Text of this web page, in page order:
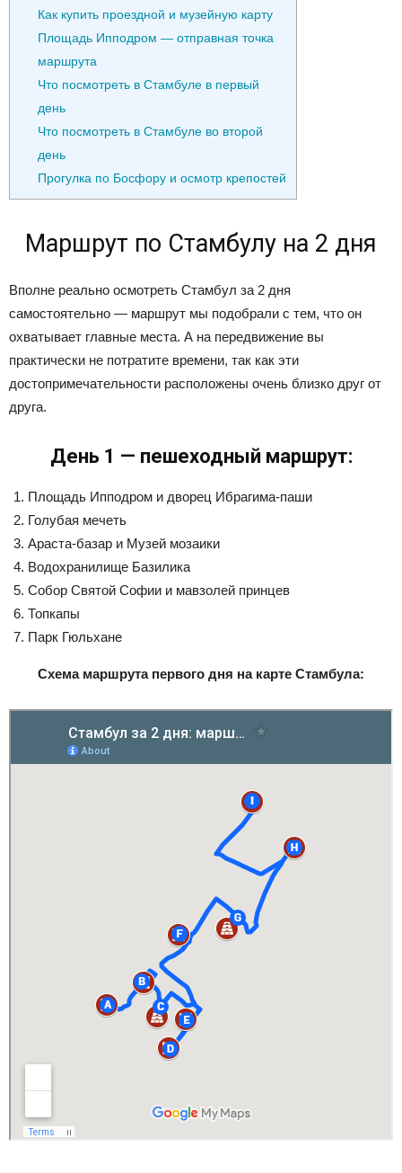
Как купить проездной и музейную карту
Площадь Ипподром — отправная точка
маршрута
Что посмотреть в Стамбуле в первый
день
Что посмотреть в Стамбуле во второй
день
Прогулка по Босфору и осмотр крепостей
Маршрут по Стамбулу на 2 дня
Вполне реально осмотреть Стамбул за 2 дня
самостоятельно — маршрут мы подобрали с тем, что он
охватывает главные места. А на передвижение вы
практически не потратите времени, так как эти
достопримечательности расположены очень близко друг от
друга.
День 1 — пешеходный маршрут:
Площадь Ипподром и дворец Ибрагима-паши
Голубая мечеть
Араста-базар и Музей мозаики
Водохранилище Базилика
Собор Святой Софии и мавзолей принцев
Топкапы
Парк Гюльхане
Схема маршрута первого дня на карте Стамбула: